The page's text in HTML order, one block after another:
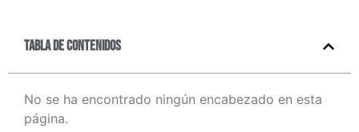
Tabla de contenidos
No se ha encontrado ningún encabezado en esta
página.